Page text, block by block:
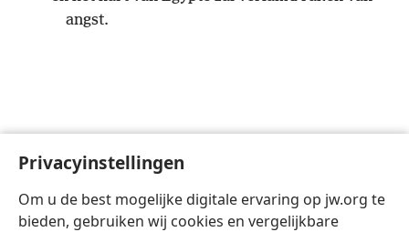
Privacyinstellingen
Om u de best mogelijke digitale ervaring op jw.org te
bieden, gebruiken wij cookies en vergelijkbare
angst.